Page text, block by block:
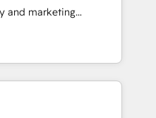
⚖️ Legal: client
workflows 🛒 E-
lifecycle and
and marketing
enterprise and mid-
that want a strategic
through creative
Technical HubSpot